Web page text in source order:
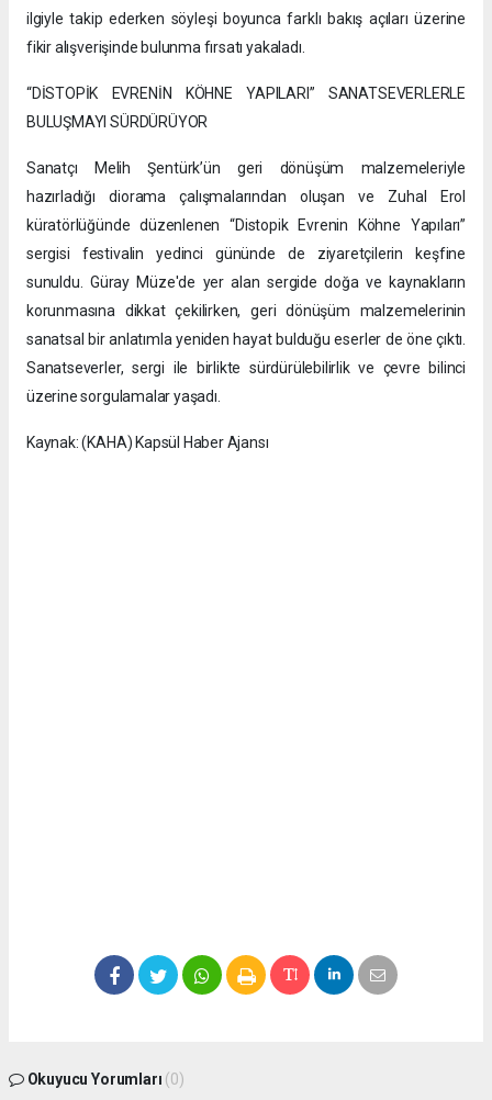
ilgiyle takip ederken söyleşi boyunca farklı bakış açıları üzerine
fikir alışverişinde bulunma fırsatı yakaladı.
“DİSTOPİK EVRENİN KÖHNE YAPILARI” SANATSEVERLERLE
BULUŞMAYI SÜRDÜRÜYOR
Sanatçı Melih Şentürk’ün geri dönüşüm malzemeleriyle
hazırladığı diorama çalışmalarından oluşan ve Zuhal Erol
küratörlüğünde düzenlenen “Distopik Evrenin Köhne Yapıları”
sergisi festivalin yedinci gününde de ziyaretçilerin keşfine
sunuldu. Güray Müze'de yer alan sergide doğa ve kaynakların
korunmasına dikkat çekilirken, geri dönüşüm malzemelerinin
sanatsal bir anlatımla yeniden hayat bulduğu eserler de öne çıktı.
Sanatseverler, sergi ile birlikte sürdürülebilirlik ve çevre bilinci
üzerine sorgulamalar yaşadı.
Kaynak: (KAHA) Kapsül Haber Ajansı
Okuyucu Yorumları (0)